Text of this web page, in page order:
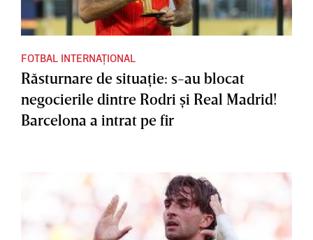
FOTBAL INTERNAȚIONAL
Răsturnare de situaţie: s-au blocat
negocierile dintre Rodri şi Real Madrid!
Barcelona a intrat pe fir